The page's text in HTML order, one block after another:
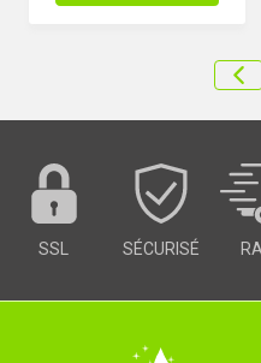
SSL SÉCURISÉ